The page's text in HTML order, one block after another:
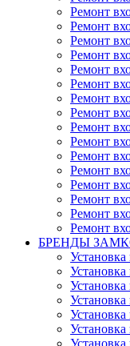
Ремонт
Ремонт
Ремонт
Ремонт
Ремонт
Ремонт
Ремонт
Ремонт
Ремонт
Ремонт
Ремонт
Ремонт
Ремонт
Ремонт
Ремонт
Ремонт
БРЕНДЫ
Установка
Установка
Установка